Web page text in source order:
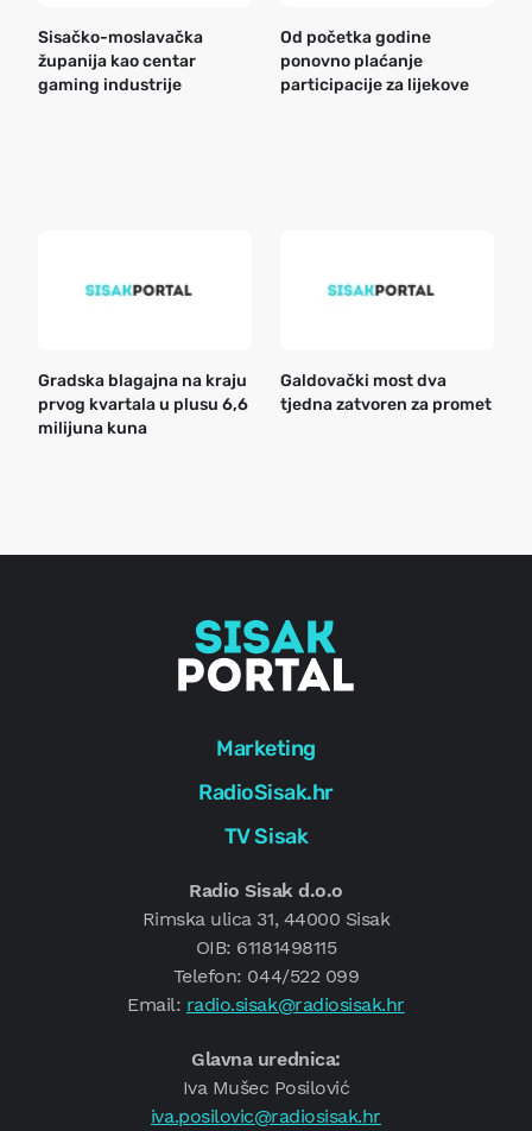
Sisačko-moslavačka
županija kao centar
gaming industrije
Od početka godine
ponovno plaćanje
participacije za lijekove
Gradska blagajna na kraju
prvog kvartala u plusu 6,6
milijuna kuna
Galdovački most dva
tjedna zatvoren za promet
Marketing
RadioSisak.hr
TV Sisak
Radio Sisak d.o.o
Rimska ulica 31, 44000 Sisak
OIB: 61181498115
Telefon: 044/522 099
Email: radio.sisak@radiosisak.hr
Glavna urednica:
Iva Mušec Posilović
iva.posilovic@radiosisak.hr